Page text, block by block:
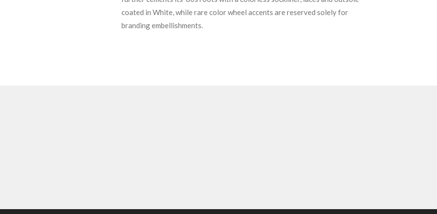
coated in White, while rare color wheel accents are reserved solely for
branding embellishments.